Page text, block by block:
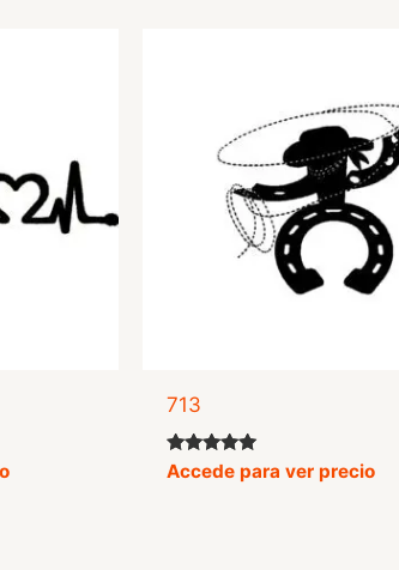
713
Valorado
con
Accede para ver precio